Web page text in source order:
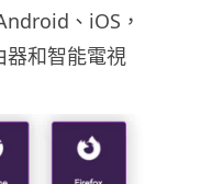
、iOS，
和智能電視